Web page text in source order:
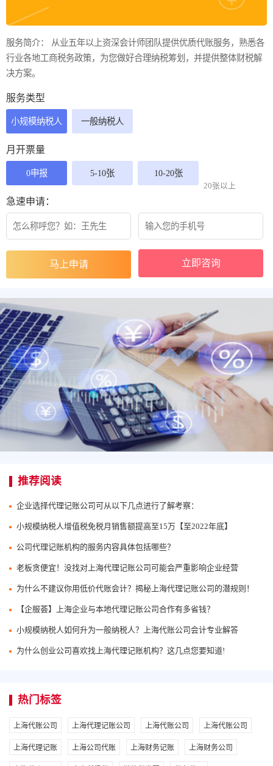
服务简介： 从业五年以上资深会计师团队提供优质代账服务，熟悉各
行业各地工商税务政策，为您做好合理纳税筹划，并提供整体财税解
决方案。
服务类型
小规模纳税人 一般纳税人
月开票量
0申报 5-10张 10-20张
20张以上
急速申请：
立即咨询
推荐阅读
企业选择代理记账公司可从以下几点进行了解考察：
小规模纳税人增值税免税月销售额提高至15万【至2022年底】
公司代理记账机构的服务内容具体包括哪些？
老板贪便宜！没找对上海代理记账公司可能会严重影响企业经营
为什么不建议你用低价代账会计？揭秘上海代理记账公司的潜规则！
【企服荟】上海企业与本地代理记账公司合作有多省钱？
小规模纳税人如何升为一般纳税人？上海代账公司会计专业解答
为什么创业公司喜欢找上海代理记账机构？这几点您要知道!
热门标签
上海代账公司 上海代理记账公司 上海代账公司 上海代账公司
上海代理记账 上海公司代账 上海财务记账 上海财务公司